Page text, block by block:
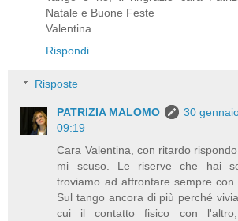
Natale e Buone Feste
Valentina
Rispondi
Risposte
PATRIZIA MALOMO
30
09:19
Cara Valentina, con ritardo
mi scuso. Le riserve che hai
troviamo ad affrontare sempre con
Sul tango ancora di più perché
cui il contatto fisico con l'altro,